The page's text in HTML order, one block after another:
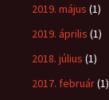
2019. május (1)
2019. április (1)
2018. július (1)
2017. február(1)